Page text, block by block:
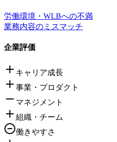
労働環境・WLBへの不満
業務内容のミスマッチ
企業評価
キャリア成長
事業・プロダクト
マネジメント
組織・チーム
働きやすさ